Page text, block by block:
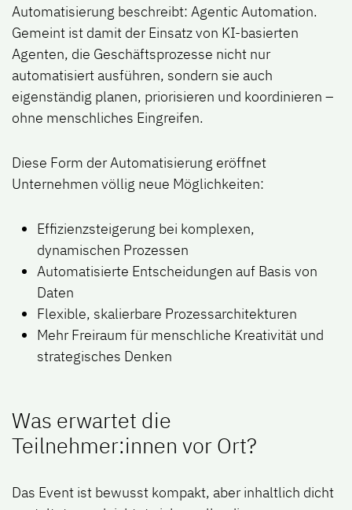
Automatisierung beschreibt: Agentic Automation.
Gemeint ist damit der Einsatz von KI-basierten
Agenten, die Geschäftsprozesse nicht nur
automatisiert ausführen, sondern sie auch
eigenständig planen, priorisieren und koordinieren –
ohne menschliches Eingreifen.
Diese Form der Automatisierung eröffnet
Unternehmen völlig neue Möglichkeiten:
Effizienzsteigerung bei komplexen,
dynamischen Prozessen
Automatisierte Entscheidungen auf Basis von
Daten
Flexible, skalierbare Prozessarchitekturen
Mehr Freiraum für menschliche Kreativität und
strategisches Denken
Was erwartet die
Teilnehmer:innen vor Ort?
Das Event ist bewusst kompakt, aber inhaltlich dicht